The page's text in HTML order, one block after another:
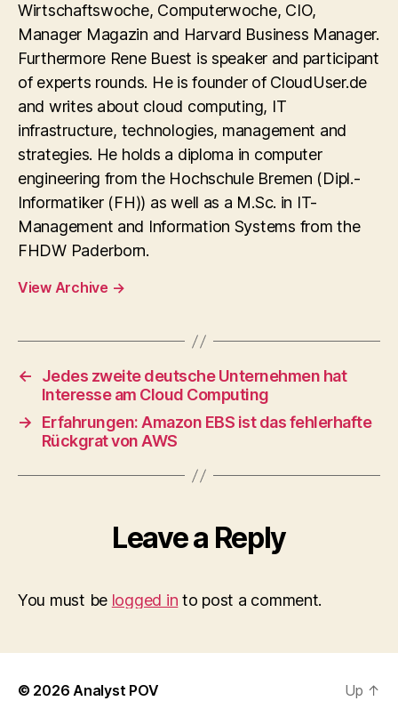
Wirtschaftswoche, Computerwoche, CIO,
Manager Magazin and Harvard Business Manager.
Furthermore Rene Buest is speaker and participant
of experts rounds. He is founder of CloudUser.de
and writes about cloud computing, IT
infrastructure, technologies, management and
strategies. He holds a diploma in computer
engineering from the Hochschule Bremen (Dipl.-
Informatiker (FH)) as well as a M.Sc. in IT-
Management and Information Systems from the
FHDW Paderborn.
View Archive →
←
Jedes zweite deutsche Unternehmen hat
Interesse am Cloud Computing
→
Erfahrungen: Amazon EBS ist das fehlerhafte
Rückgrat von AWS
Leave a Reply
You must be logged in to post a comment.
© 2026Analyst POV Up ↑